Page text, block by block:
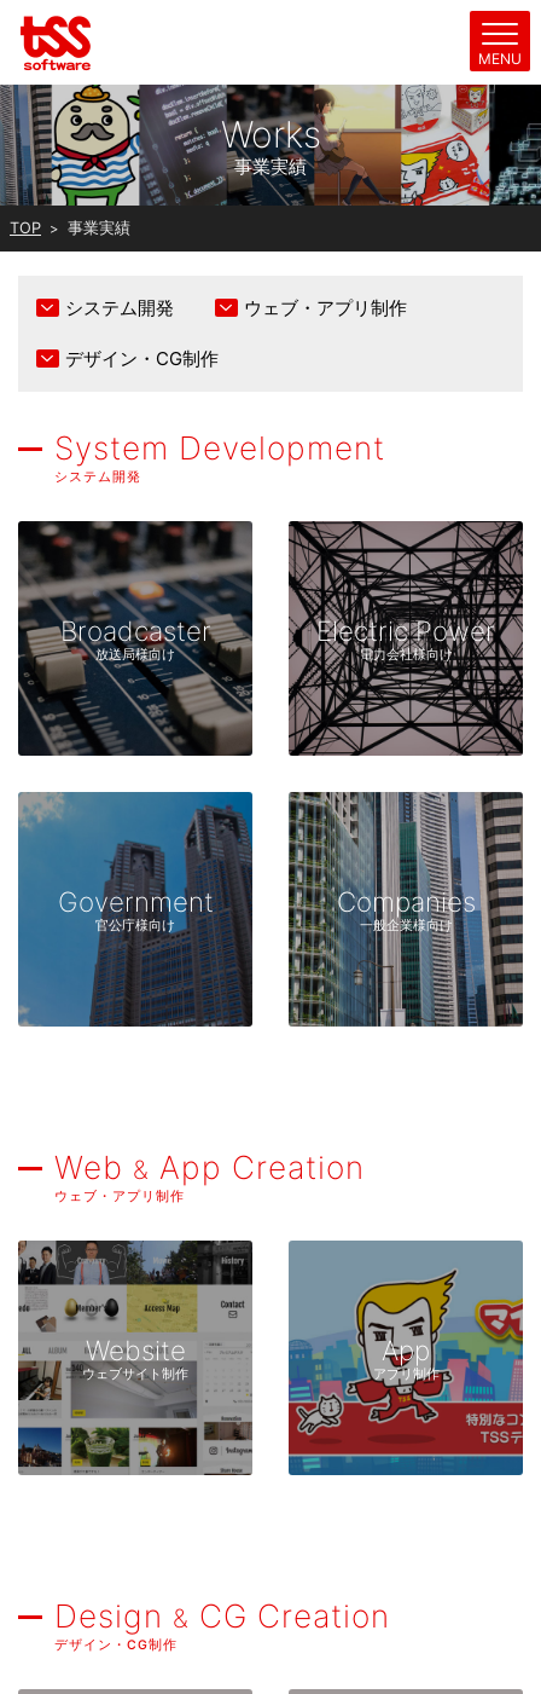
Works
事業実績
TOP 事業実績
システム開発 ウェブ・アプリ制作
デザイン・CG制作
System Development
システム開発
Broadcaster
放送局様向け
Electric Power
電力会社様向け
Government
官公庁様向け
Companies
一般企業様向け
Web & App Creation
ウェブ・アプリ制作
Website
ウェブサイト制作
App
アプリ制作
Design & CG Creation
デザイン・CG制作